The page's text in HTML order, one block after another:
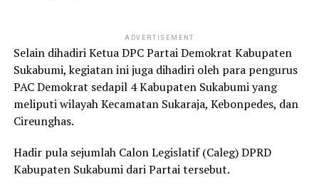
ADVERTISEMENT
Selain dihadiri Ketua DPC Partai Demokrat Kabupaten
Sukabumi, kegiatan ini juga dihadiri oleh para pengurus
PAC Demokrat sedapil 4 Kabupaten Sukabumi yang
meliputi wilayah Kecamatan Sukaraja, Kebonpedes, dan
Cireunghas.
Hadir pula sejumlah Calon Legislatif (Caleg) DPRD
Kabupaten Sukabumi dari Partai tersebut.